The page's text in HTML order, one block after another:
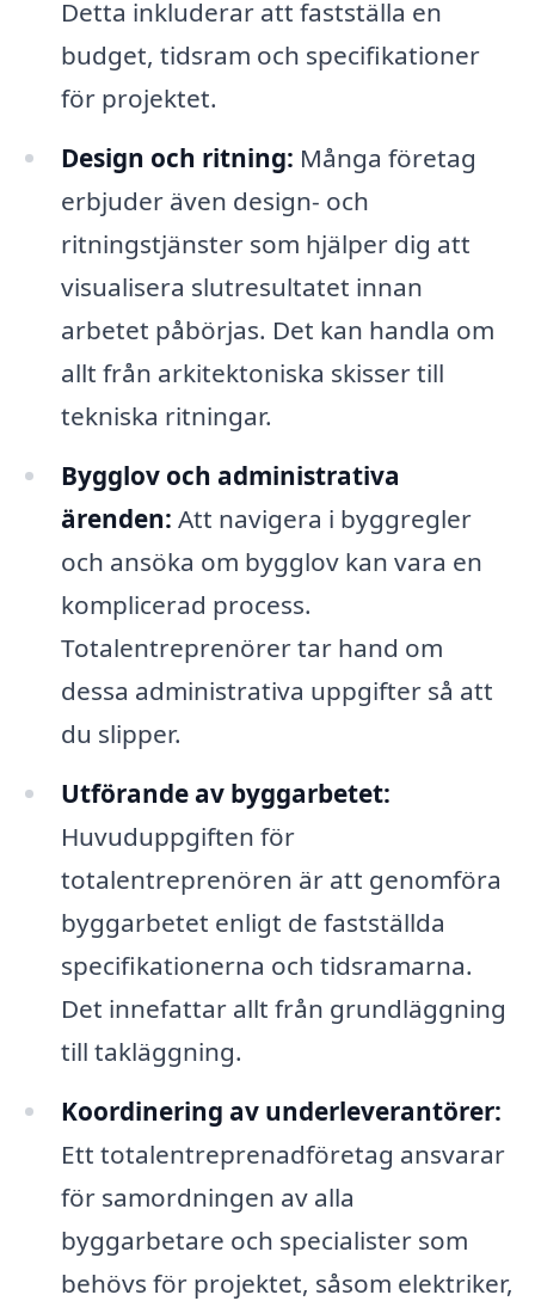
Detta inkluderar att fastställa en
budget, tidsram och specifikationer
för projektet.
Design och ritning: Många företag
erbjuder även design- och
ritningstjänster som hjälper dig att
visualisera slutresultatet innan
arbetet påbörjas. Det kan handla om
allt från arkitektoniska skisser till
tekniska ritningar.
Bygglov och administrativa
ärenden: Att navigera i byggregler
och ansöka om bygglov kan vara en
komplicerad process.
Totalentreprenörer tar hand om
dessa administrativa uppgifter så att
du slipper.
Utförande av byggarbetet:
Huvuduppgiften för
totalentreprenören är att genomföra
byggarbetet enligt de fastställda
specifikationerna och tidsramarna.
Det innefattar allt från grundläggning
till takläggning.
Koordinering av underleverantörer:
Ett totalentreprenadföretag ansvarar
för samordningen av alla
byggarbetare och specialister som
behövs för projektet, såsom elektriker,